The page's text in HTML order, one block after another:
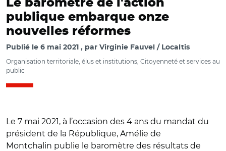
Le baromètre de l'action
publique embarque onze
nouvelles réformes
Publié le 6 mai 2021 par Virginie Fauvel / Localtis
Organisation territoriale, élus et institutions, Citoyenneté et services au
public
Le 7 mai 2021, à l’occasion des 4 ans du mandat du
président de la République, Amélie de
Montchalin publie le baromètre des résultats de